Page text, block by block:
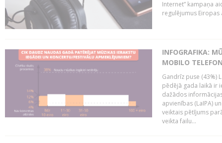
Internet” kampaņa
regulējumus
INFOGRAFIKA:
MOBILO
Gandrīz puse (43%)
pēdējā gada laikā ir
dažādos
apvienības (LaIPA)
veiktais pētījums
veikta failu...